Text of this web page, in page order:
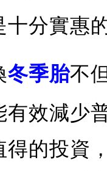
十分實惠
冬季胎不
有效減少
得的投資